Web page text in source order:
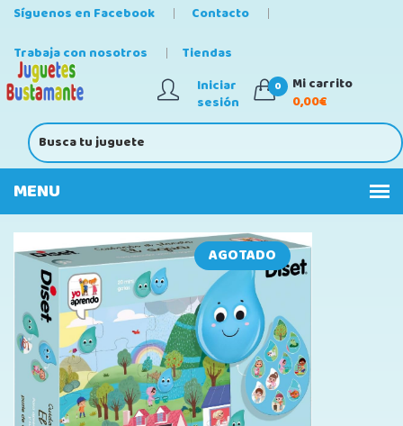
Síguenos en Facebook
Contacto
Trabaja con nosotros
Tiendas
Iniciar
sesión
0
Mi carrito
0,00€
AGOTADO